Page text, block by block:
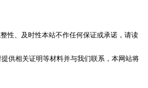
性、及时性本站不作任何保证或承诺，请读
供相关证明等材料并与我们联系，本网站将